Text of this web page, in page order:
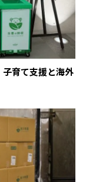
育て支援と海外